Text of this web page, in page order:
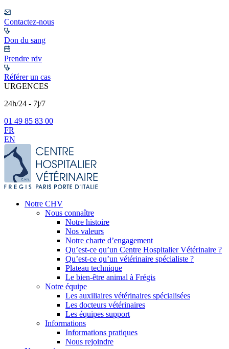
Contactez-nous
Don du sang
Prendre rdv
Référer un cas
URGENCES
24h/24 - 7j/7
01 49 85 83 00
FR
EN
Notre CHV
Nous connaître
Notre histoire
Nos valeurs
Notre charte d’engagement
Qu’est-ce qu’un Centre Hospitalier Vétérinaire ?
Qu’est-ce qu’un vétérinaire spécialiste ?
Plateau technique
Le bien-être animal à Frégis
Notre équipe
Les auxiliaires vétérinaires spécialisées
Les docteurs vétérinaires
Les équipes support
Informations
Informations pratiques
Nous rejoindre